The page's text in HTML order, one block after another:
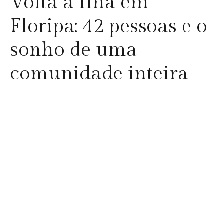
Floripa: 42 pessoas e o
sonho de uma
comunidade inteira